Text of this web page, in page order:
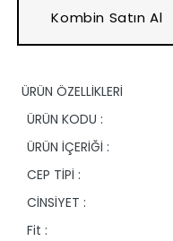
Kombin Satın Al
ÜRÜN ÖZELLİKLERİ
ÜRÜN KODU :
ÜRÜN İÇERİĞİ :
CEP TİPİ :
CİNSİYET :
Fit :